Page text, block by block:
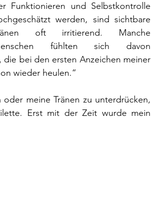
Funktionieren und Selbstkontrolle
werden, sind sichtbare
oft irritierend. Manche
fühlten sich davon
bei den ersten Anzeichen meiner
wieder heulen.“
meine Tränen zu unterdrücken,
Erst mit der Zeit wurde mein